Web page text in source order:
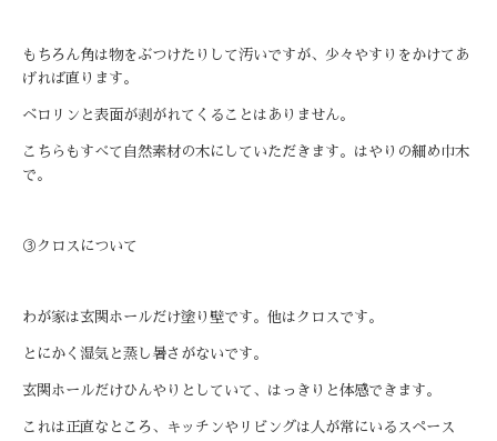
もちろん角は物をぶつけたりして汚いですが、少々やすりをかけてあ
げれば直ります。
ベロリンと表面が剥がれてくることはありません。
こちらもすべて自然素材の木にしていただきます。はやりの細め巾木
で。
③クロスについて
わが家は玄関ホールだけ塗り壁です。他はクロスです。
とにかく湿気と蒸し暑さがないです。
玄関ホールだけひんやりとしていて、はっきりと体感できます。
これは正直なところ、キッチンやリビングは人が常にいるスペース